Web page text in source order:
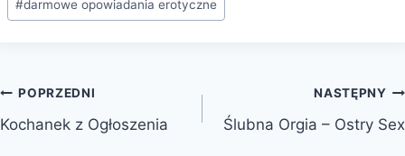
#darmowe opowiadania erotyczne
POPRZEDNI
Kochanek z Ogłoszenia
NASTĘPNY
Ślubna Orgia – Ostry Sex